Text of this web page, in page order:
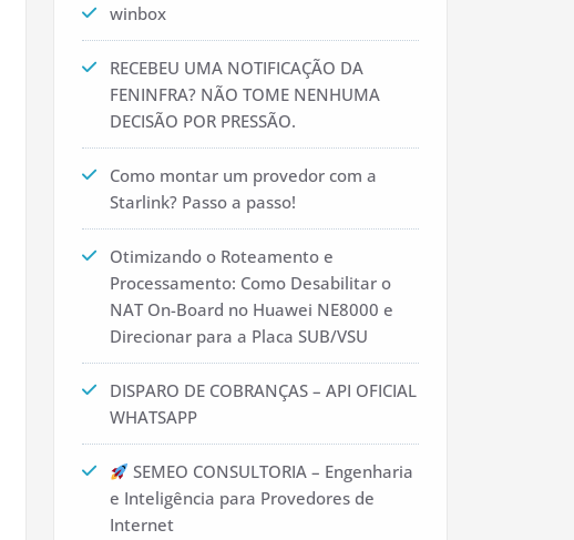
winbox
RECEBEU UMA NOTIFICAÇÃO DA
FENINFRA? NÃO TOME NENHUMA
DECISÃO POR PRESSÃO.
Como montar um provedor com a
Starlink? Passo a passo!
Otimizando o Roteamento e
Processamento: Como Desabilitar o
NAT On-Board no Huawei NE8000 e
Direcionar para a Placa SUB/VSU
DISPARO DE COBRANÇAS – API OFICIAL
WHATSAPP
SEMEO CONSULTORIA – Engenharia
e Inteligência para Provedores de
Internet